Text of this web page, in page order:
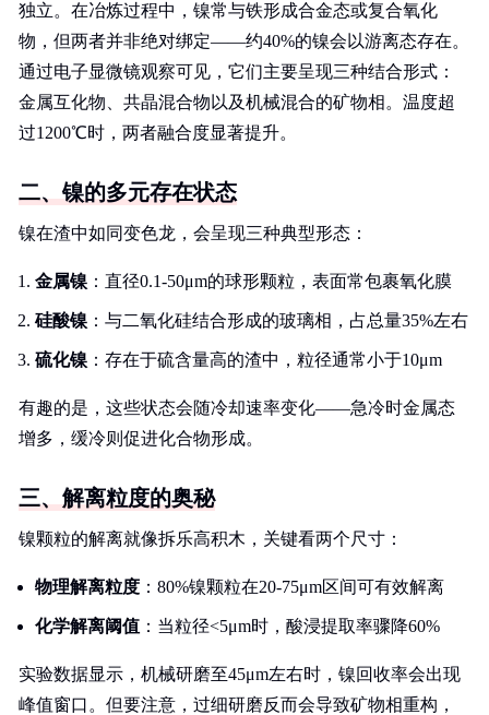
独立。在冶炼过程中，镍常与铁形成合金态或复合氧化
物，但两者并非绝对绑定——约40%的镍会以游离态存在。
通过电子显微镜观察可见，它们主要呈现三种结合形式：
金属互化物、共晶混合物以及机械混合的矿物相。温度超
过1200℃时，两者融合度显著提升。
二、镍的多元存在状态
镍在渣中如同变色龙，会呈现三种典型形态：
金属镍 ：直径0.1-50μm的球形颗粒，表面常包裹氧化膜
硅酸镍 ：与二氧化硅结合形成的玻璃相，占总量35%左右
硫化镍 ：存在于硫含量高的渣中，粒径通常小于10μm
有趣的是，这些状态会随冷却速率变化——急冷时金属态
增多，缓冷则促进化合物形成。
三、解离粒度的奥秘
镍颗粒的解离就像拆乐高积木，关键看两个尺寸：
物理解离粒度 ：80%镍颗粒在20-75μm区间可有效解离
化学解离阈值 ：当粒径<5μm时，酸浸提取率骤降60%
实验数据显示，机械研磨至45μm左右时，镍回收率会出现
峰值窗口。但要注意，过细研磨反而会导致矿物相重构，